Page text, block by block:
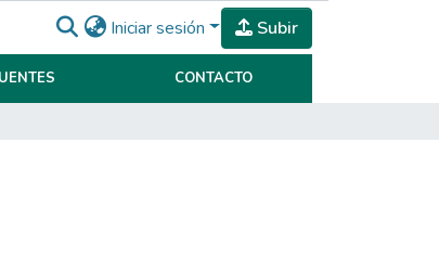
Iniciar sesión Subir
CONTACTO